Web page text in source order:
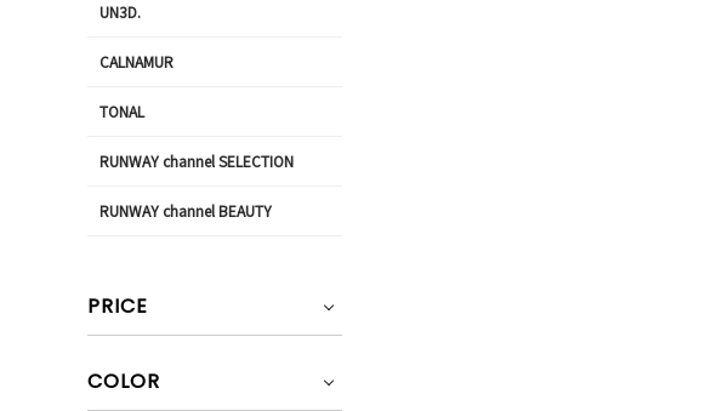
UN3D.
CALNAMUR
TONAL
RUNWAY channel SELECTION
RUNWAY channel BEAUTY
PRICE
COLOR